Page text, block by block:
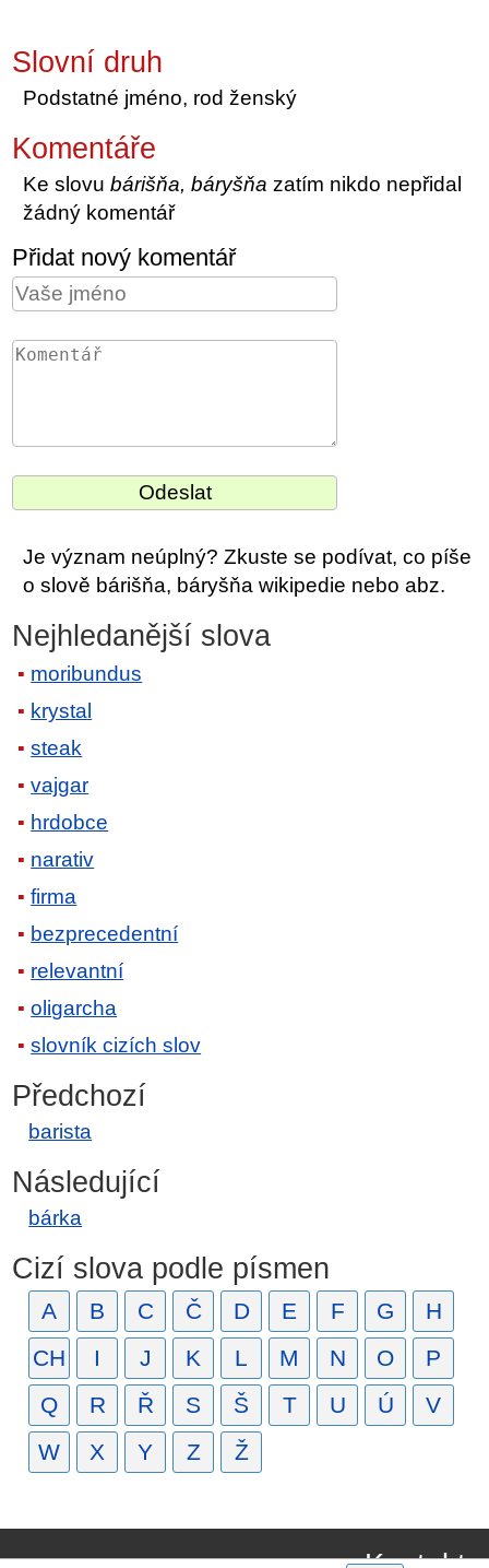
Slovní druh
Podstatné jméno, rod ženský
Komentáře
Ke slovubárišňa, báryšňa zatím nikdo nepřidal
žádný komentář
Přidat nový komentář
Je význam neúplný? Zkuste se podívat, co píše
o slově bárišňa, báryšňa wikipedie nebo abz.
Nejhledanější slova
moribundus
krystal
steak
vajgar
hrdobce
narativ
firma
bezprecedentní
relevantní
oligarcha
slovník cizích slov
Předchozí
barista
Následující
bárka
Cizí slova podle písmen
A B C Č D E F G
H
CH
I J K L M N O
P
Q
R Ř S Š T U Ú
V
W
X Y Z Ž